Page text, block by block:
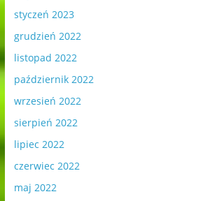
styczeń 2023
grudzień 2022
listopad 2022
październik 2022
wrzesień 2022
sierpień 2022
lipiec 2022
czerwiec 2022
maj 2022